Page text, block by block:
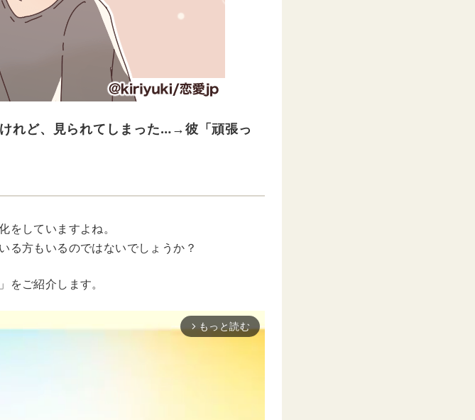
れど、見られてしまった…→彼「頑張っ
していますよね。
る方もいるのではないでしょうか？
ご紹介します。
arrow_forward_ios もっと読む